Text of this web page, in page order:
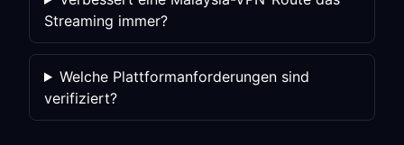
Streaming immer?
Welche Plattformanforderungen sind
verifiziert?